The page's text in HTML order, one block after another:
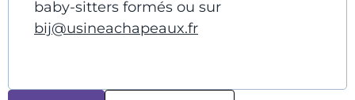
baby-sitters formés ou sur
bij@usineachapeaux.fr